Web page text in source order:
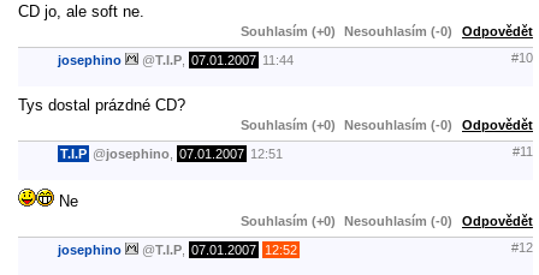
CD jo, ale soft ne.
Souhlasím (+0) Nesouhlasím (-0) Odpovědět
josephino @T.I.P 07.01.2007 11:44 #10
Tys dostal prázdné CD?
Souhlasím (+0) Nesouhlasím (-0) Odpovědět
T.I.P @josephino 07.01.2007 12:51 #11
Ne
Souhlasím (+0) Nesouhlasím (-0) Odpovědět
josephino @T.I.P 07.01.2007 12:52 #12